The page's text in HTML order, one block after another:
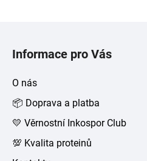
Informace pro Vás
O nás
📦 Doprava a platba
💛 Věrnostní Inkospor Club
💯 Kvalita proteinů